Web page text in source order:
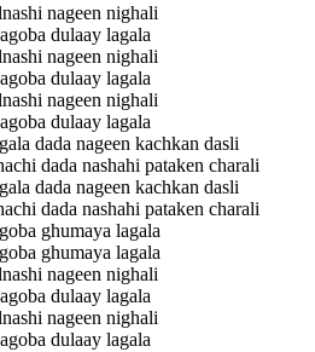
nageen nighali
dulaay lagala
nageen nighali
dulaay lagala
nageen nighali
dulaay lagala
dada nageen kachkan dasli
dada nashahi pataken charali
dada nageen kachkan dasli
dada nashahi pataken charali
ghumaya lagala
ghumaya lagala
nageen nighali
dulaay lagala
nageen nighali
dulaay lagala